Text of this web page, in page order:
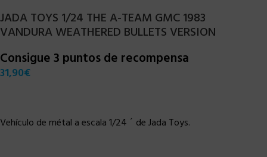
JADA TOYS 1/24 THE A-TEAM GMC 1983
VANDURA WEATHERED BULLETS VERSION
Consigue 3 puntos de recompensa
31,90€
Vehículo de métal a escala 1/24 ´ de Jada Toys.